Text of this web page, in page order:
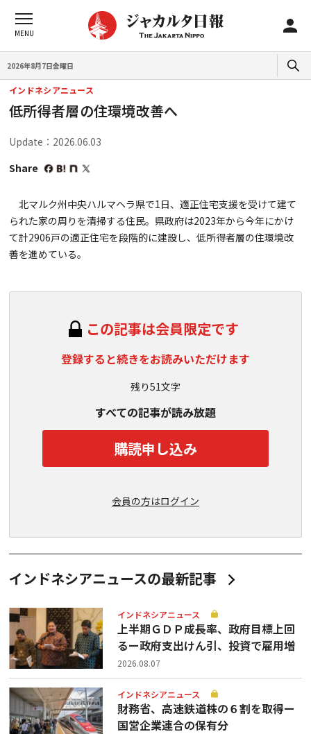
2026年8月7日金曜日
インドネシアニュース
低所得者層の住環境改善へ
Update：2026.06.03
Share
北マルク州中央ハルマヘラ県で1日、適正住宅支援を受けて建て
られた家の周りを清掃する住民。県政府は2023年から今年にかけ
て計2906戸の適正住宅を段階的に建設し、低所得者層の住環境改
善を進めている。
この記事は会員限定です
登録すると続きをお読みいただけます
残り51文字
すべての記事が読み放題
購読申し込み
会員の方はログイン
インドネシアニュースの最新記事
インドネシアニュース
上半期ＧＤＰ成長率、政府目標上回
るー政府支出けん引、投資で雇用増
2026.08.07
インドネシアニュース
財務省、高速鉄道株の６割を取得ー
国営企業連合の保有分